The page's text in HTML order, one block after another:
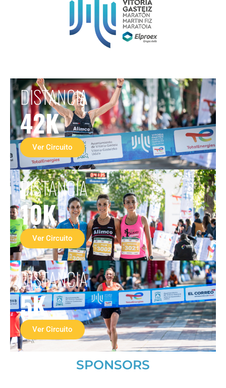
DISTANCIA
42K
Ver Circuito
DISTANCIA
10K
Ver Circuito
DISTANCIA
5K
Ver Circuito
SPONSORS